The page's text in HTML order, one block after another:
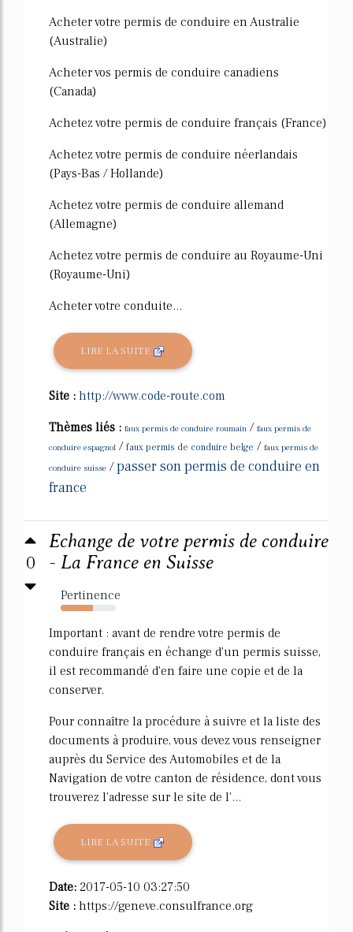
Acheter votre permis de conduire en Australie
(Australie)
Acheter vos permis de conduire canadiens
(Canada)
Achetez votre permis de conduire français (France)
Achetez votre permis de conduire néerlandais
(Pays-Bas / Hollande)
Achetez votre permis de conduire allemand
(Allemagne)
Achetez votre permis de conduire au Royaume-Uni
(Royaume-Uni)
Acheter votre conduite...
LIRE LA SUITE
Site : http://www.code-route.com
Thèmes liés : faux permis de conduire roumain / faux permis de
conduire espagnol / faux permis de conduire belge / faux permis de
conduire suisse /passer son permis de conduire en
france
0
Echange de votre permis de conduire
- La France en Suisse
Pertinence
58%
Important : avant de rendre votre permis de
conduire français en échange d'un permis suisse,
il est recommandé d'en faire une copie et de la
conserver.
Pour connaître la procédure à suivre et la liste des
documents à produire, vous devez vous renseigner
auprès du Service des Automobiles et de la
Navigation de votre canton de résidence, dont vous
trouverez l'adresse sur le site de l'...
LIRE LA SUITE
Date: 2017-05-10 03:27:50
Site : https://geneve.consulfrance.org